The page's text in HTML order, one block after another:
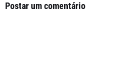
Postar um comentário